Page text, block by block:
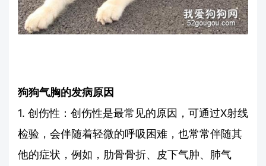
狗狗气胸的发病原因
1. 创伤性：创伤性是最常见的原因，可通过X射线
检验，会伴随着轻微的呼吸困难，也常常伴随其
他的症状，例如，肋骨骨折、皮下气肿、肺气